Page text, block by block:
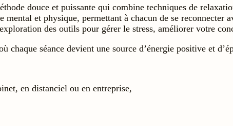
douce et puissante qui combine techniques de
mental et physique, permettant à chacun de se reconnecter
des outils pour gérer le stress, améliorer votre
chaque séance devient une source d’énergie positive et
en distanciel ou en entreprise,